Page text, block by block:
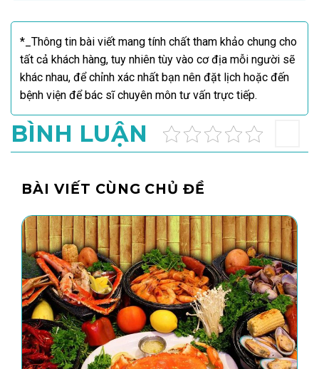
*_Thông tin bài viết mang tính chất tham khảo chung cho
tất cả khách hàng, tuy nhiên tùy vào cơ địa mỗi người sẽ
khác nhau, để chỉnh xác nhất bạn nên đặt lịch hoặc đến
bệnh viện để bác sĩ chuyên môn tư vấn trực tiếp.
BÌNH LUẬN
BÀI VIẾT CÙNG CHỦ ĐỀ